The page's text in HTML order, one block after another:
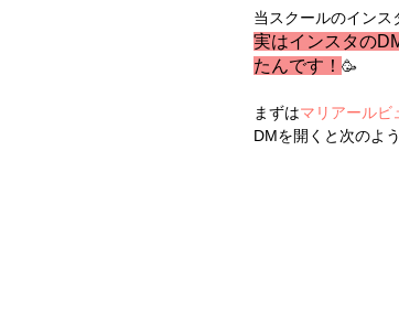
当スクールのインス
実はインスタの
たんです！ 🥳
まずはマリアールビ
DMを開くと次のよ